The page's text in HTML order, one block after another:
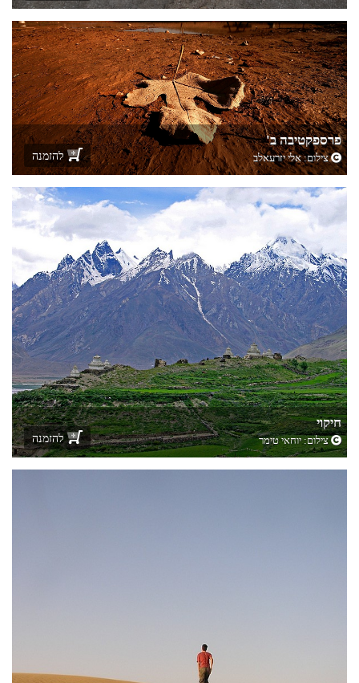
פרספקטיבה ב'
צילום:אלי יזרעאלב להזמנה
חיקוי
צילום:יוחאי טימר להזמנה